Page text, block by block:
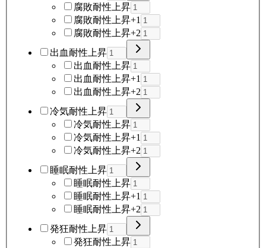
腐敗耐性上昇
腐敗耐性上昇+1
腐敗耐性上昇+2
出血耐性上昇
出血耐性上昇
出血耐性上昇+1
出血耐性上昇+2
冷気耐性上昇
冷気耐性上昇
冷気耐性上昇+1
冷気耐性上昇+2
睡眠耐性上昇
睡眠耐性上昇
睡眠耐性上昇+1
睡眠耐性上昇+2
発狂耐性上昇
発狂耐性上昇